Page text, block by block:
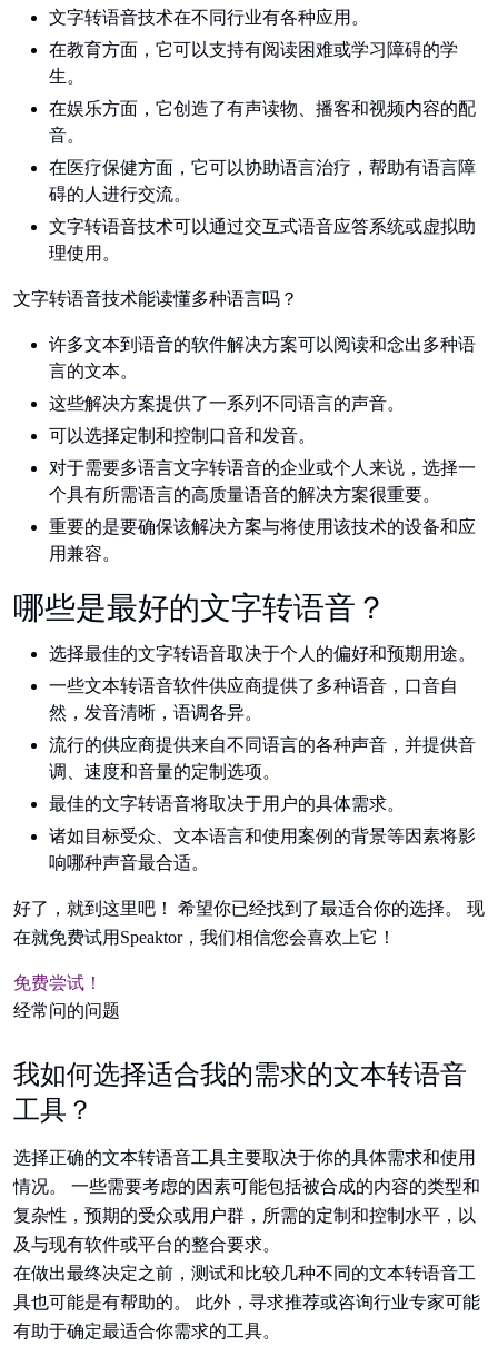
文字转语音技术在不同行业有各种应用。
在教育方面，它可以支持有阅读困难或学习障碍的学
生。
在娱乐方面，它创造了有声读物、播客和视频内容的配
音。
在医疗保健方面，它可以协助语言治疗，帮助有语言障
碍的人进行交流。
文字转语音技术可以通过交互式语音应答系统或虚拟助
理使用。
文字转语音技术能读懂多种语言吗？
许多文本到语音的软件解决方案可以阅读和念出多种语
言的文本。
这些解决方案提供了一系列不同语言的声音。
可以选择定制和控制口音和发音。
对于需要多语言文字转语音的企业或个人来说，选择一
个具有所需语言的高质量语音的解决方案很重要。
重要的是要确保该解决方案与将使用该技术的设备和应
用兼容。
哪些是最好的文字转语音？
选择最佳的文字转语音取决于个人的偏好和预期用途。
一些文本转语音软件供应商提供了多种语音，口音自
然，发音清晰，语调各异。
流行的供应商提供来自不同语言的各种声音，并提供音
调、速度和音量的定制选项。
最佳的文字转语音将取决于用户的具体需求。
诸如目标受众、文本语言和使用案例的背景等因素将影
响哪种声音最合适。
好了，就到这里吧！ 希望你已经找到了最适合你的选择。 现
在就免费试用Speaktor，我们相信您会喜欢上它！
免费尝试！
经常问的问题
我如何选择适合我的需求的文本转语音
工具？
选择正确的文本转语音工具主要取决于你的具体需求和使用
情况。 一些需要考虑的因素可能包括被合成的内容的类型和
复杂性，预期的受众或用户群，所需的定制和控制水平，以
及与现有软件或平台的整合要求。
在做出最终决定之前，测试和比较几种不同的文本转语音工
具也可能是有帮助的。 此外，寻求推荐或咨询行业专家可能
有助于确定最适合你需求的工具。